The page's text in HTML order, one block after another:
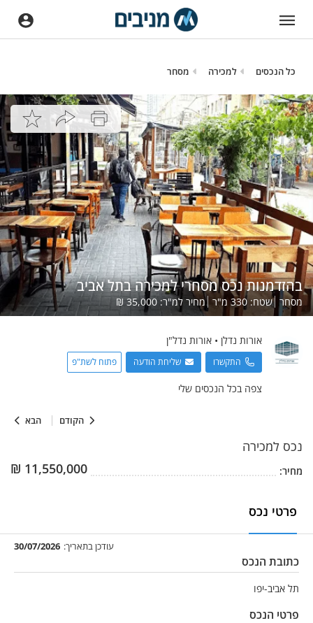
כל הנכסים למכירה מסחר
הקודם הבא
בהזדמנות נכס מסחרי למכירה בתל אביב
מסחר שטח:330מ"ר מחיר למ"ר:35,000
₪
אורות נדלן • אורות נדל"ן
התקשרו שליחת הודעה פתוח לשת"פ
צפה בכל הנכסים שלי
נכס למכירה
מחיר: 11,550,000
₪
פרטי נכס
עודכן בתאריך: 30/07/2026
כתובת הנכס
תל אביב-יפו
פרטי הנכס